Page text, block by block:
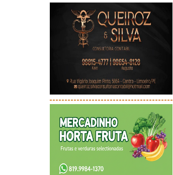
-----------------------------------------